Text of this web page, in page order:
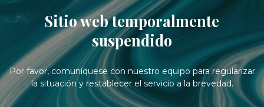
Sitio web temporalmente
suspendido
Por favor, comuníquese con nuestro equipo para regularizar
la situación y restablecer el servicio a la brevedad.